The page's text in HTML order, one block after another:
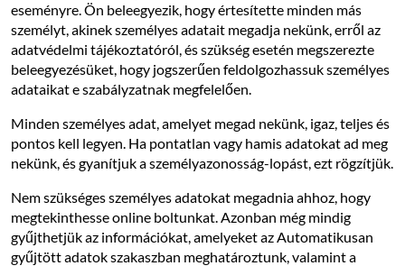
eseményre. Ön beleegyezik, hogy értesítette minden más
személyt, akinek személyes adatait megadja nekünk, erről az
adatvédelmi tájékoztatóról, és szükség esetén megszerezte
beleegyezésüket, hogy jogszerűen feldolgozhassuk személyes
adataikat e szabályzatnak megfelelően.
Minden személyes adat, amelyet megad nekünk, igaz, teljes és
pontos kell legyen. Ha pontatlan vagy hamis adatokat ad meg
nekünk, és gyanítjuk a személyazonosság-lopást, ezt rögzítjük.
Nem szükséges személyes adatokat megadnia ahhoz, hogy
megtekinthesse online boltunkat. Azonban még mindig
gyűjthetjük az információkat, amelyeket az Automatikusan
gyűjtött adatok szakaszban meghatároztunk, valamint a